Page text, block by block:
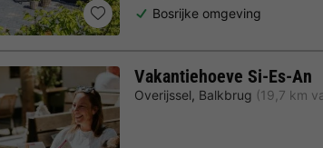
Bosrijke omgeving
Vakantiehoeve Si-Es-An
Overijssel, Balkbrug (19,7 km